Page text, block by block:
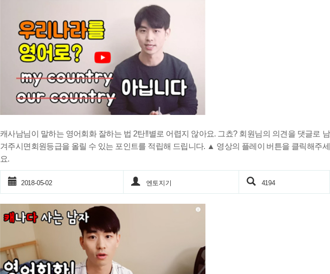
캐사남님이 말하는 영어회화 잘하는 법 2탄!!별로 어렵지 않아요. 그쵸? 회원님의 의견을 댓글로 남
겨주시면회원등급을 올릴 수 있는 포인트를 적립해 드립니다. ▲ 영상의 플레이 버튼을 클릭해주세
요.
2018-05-02 엔토지기 4194